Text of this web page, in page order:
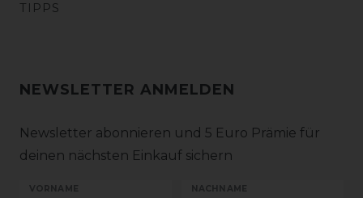
TIPPS
NEWSLETTER ANMELDEN
Newsletter abonnieren und 5 Euro Prämie für
deinen nächsten Einkauf sichern
VORNAME NACHNAME